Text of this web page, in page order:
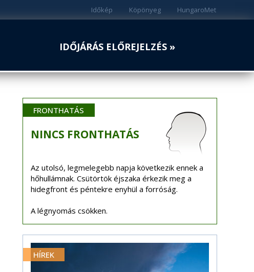
HungaroMet
Köpönyeg
Időkép
IDŐJÁRÁS ELŐREJELZÉS »
FRONTHATÁS
NINCS FRONTHATÁS
Az utolsó, legmelegebb napja következik ennek a
hőhullámnak. Csütörtök éjszaka érkezik meg a
hidegfront és péntekre enyhül a forróság.
A légnyomás csökken.
HÍREK